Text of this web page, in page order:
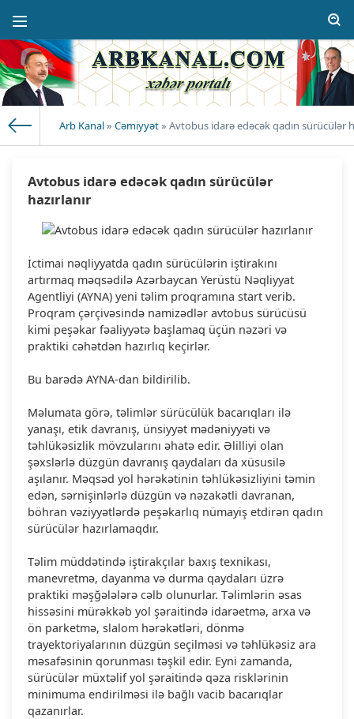
Arb Kanal» Cəmiyyət» Avtobus idarə edəcək qadın sürücülər
Avtobus idarə edəcək qadın sürücülər
hazırlanır
İctimai nəqliyyatda qadın sürücülərin iştirakını
artırmaq məqsədilə Azərbaycan Yerüstü Nəqliyyat
Agentliyi (AYNA) yeni təlim proqramına start verib.
Proqram çərçivəsində namizədlər avtobus sürücüsü
kimi peşəkar fəaliyyətə başlamaq üçün nəzəri və
praktiki cəhətdən hazırlıq keçirlər.
Bu barədə AYNA-dan bildirilib.
Məlumata görə, təlimlər sürücülük bacarıqları ilə
yanaşı, etik davranış, ünsiyyət mədəniyyəti və
təhlükəsizlik mövzularını əhatə edir. Əlilliyi olan
şəxslərlə düzgün davranış qaydaları da xüsusilə
aşılanır. Məqsəd yol hərəkətinin təhlükəsizliyini təmin
edən, sərnişinlərlə düzgün və nəzakətli davranan,
böhran vəziyyətlərdə peşəkarlıq nümayiş etdirən qadın
sürücülər hazırlamaqdır.
Təlim müddətində iştirakçılar baxış texnikası,
manevretmə, dayanma və durma qaydaları üzrə
praktiki məşğələlərə cəlb olunurlar. Təlimlərin əsas
hissəsini mürəkkəb yol şəraitində idarəetmə, arxa və
ön parketmə, slalom hərəkətləri, dönmə
trayektoriyalarının düzgün seçilməsi və təhlükəsiz ara
məsafəsinin qorunması təşkil edir. Eyni zamanda,
sürücülər müxtəlif yol şəraitində qəza risklərinin
minimuma endirilməsi ilə bağlı vacib bacarıqlar
qazanırlar.